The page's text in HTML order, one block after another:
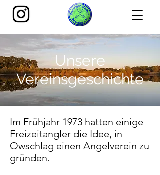
Unsere
Vereinsgeschichte
Im Frühjahr 1973 hatten einige
Freizeitangler die Idee, in
Owschlag einen Angelverein zu
gründen.